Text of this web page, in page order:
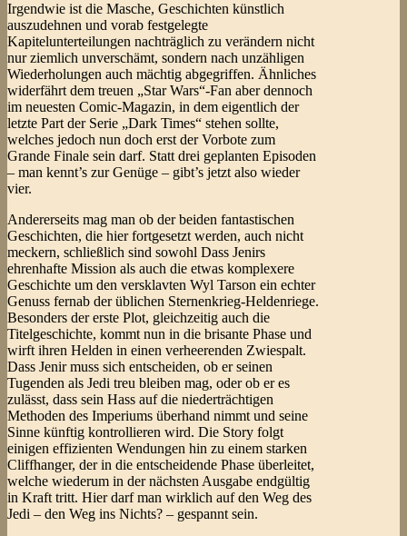
Irgendwie ist die Masche, Geschichten künstlich
auszudehnen und vorab festgelegte
Kapitelunterteilungen nachträglich zu verändern nicht
nur ziemlich unverschämt, sondern nach unzähligen
Wiederholungen auch mächtig abgegriffen. Ähnliches
widerfährt dem treuen „Star Wars“-Fan aber dennoch
im neuesten Comic-Magazin, in dem eigentlich der
letzte Part der Serie „Dark Times“ stehen sollte,
welches jedoch nun doch erst der Vorbote zum
Grande Finale sein darf. Statt drei geplanten Episoden
– man kennt’s zur Genüge – gibt’s jetzt also wieder
vier.
Andererseits mag man ob der beiden fantastischen
Geschichten, die hier fortgesetzt werden, auch nicht
meckern, schließlich sind sowohl Dass Jenirs
ehrenhafte Mission als auch die etwas komplexere
Geschichte um den versklavten Wyl Tarson ein echter
Genuss fernab der üblichen Sternenkrieg-Heldenriege.
Besonders der erste Plot, gleichzeitig auch die
Titelgeschichte, kommt nun in die brisante Phase und
wirft ihren Helden in einen verheerenden Zwiespalt.
Dass Jenir muss sich entscheiden, ob er seinen
Tugenden als Jedi treu bleiben mag, oder ob er es
zulässt, dass sein Hass auf die niederträchtigen
Methoden des Imperiums überhand nimmt und seine
Sinne künftig kontrollieren wird. Die Story folgt
einigen effizienten Wendungen hin zu einem starken
Cliffhanger, der in die entscheidende Phase überleitet,
welche wiederum in der nächsten Ausgabe endgültig
in Kraft tritt. Hier darf man wirklich auf den Weg des
Jedi – den Weg ins Nichts? – gespannt sein.